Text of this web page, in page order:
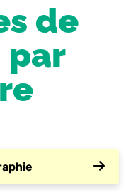
de
par